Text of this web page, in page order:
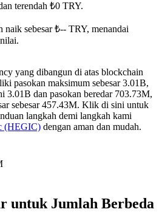
USDC sebagai jaminannya
pedagang top
terendah ₺0 TRY.
naik sebesar ₺-- TRY, menandai
yang dibangun di atas blockchain
pasokan maksimum sebesar 3.01B,
3.01B dan pasokan beredar 703.73M,
sebesar 457.43M. Klik di sini untuk
langkah demi langkah kami
(HEGIC) dengan aman dan mudah.
untuk Jumlah Berbeda